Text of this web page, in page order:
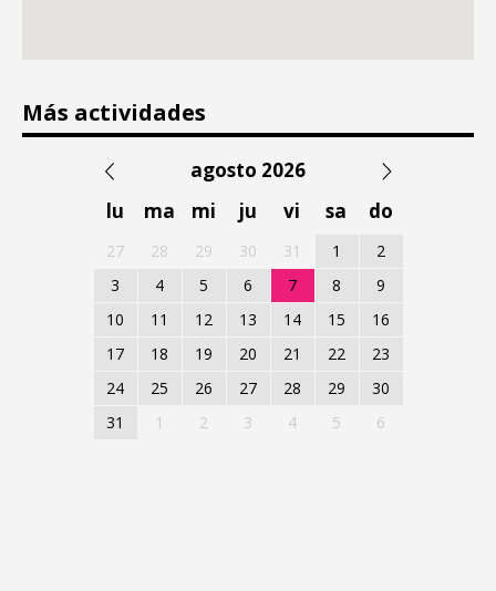
Más actividades
agosto 2026
lu
ma mi ju vi sa do
27 28 29 30 31 1
2
3
4 5 6 7 8
9
10
11 12 13 14 15
16
17
18 19 20 21 22
23
24
25 26 27 28 29
30
31
1 2 3 4 5 6